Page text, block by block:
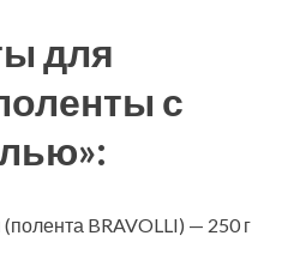
для
с
(полента BRAVOLLI) — 250 г